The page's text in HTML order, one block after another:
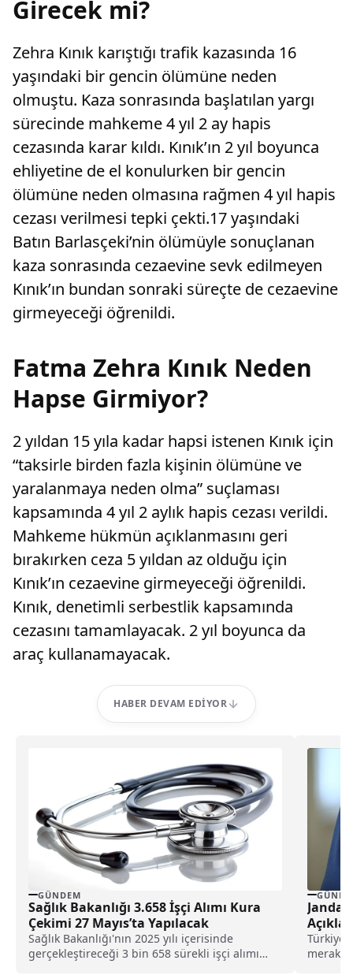
Girecek mi?
Zehra Kınık karıştığı trafik kazasında 16
yaşındaki bir gencin ölümüne neden
olmuştu. Kaza sonrasında başlatılan yargı
sürecinde mahkeme 4 yıl 2 ay hapis
cezasında karar kıldı. Kınık’ın 2 yıl boyunca
ehliyetine de el konulurken bir gencin
ölümüne neden olmasına rağmen 4 yıl hapis
cezası verilmesi tepki çekti.17 yaşındaki
Batın Barlasçeki’nin ölümüyle sonuçlanan
kaza sonrasında cezaevine sevk edilmeyen
Kınık’ın bundan sonraki süreçte de cezaevine
girmeyeceği öğrenildi.
Fatma Zehra Kınık Neden
Hapse Girmiyor?
2 yıldan 15 yıla kadar hapsi istenen Kınık için
“taksirle birden fazla kişinin ölümüne ve
yaralanmaya neden olma” suçlaması
kapsamında 4 yıl 2 aylık hapis cezası verildi.
Mahkeme hükmün açıklanmasını geri
bırakırken ceza 5 yıldan az olduğu için
Kınık’ın cezaevine girmeyeceği öğrenildi.
Kınık, denetimli serbestlik kapsamında
cezasını tamamlayacak. 2 yıl boyunca da
araç kullanamayacak.
HABER DEVAM EDIYOR
GÜNDEM
Sağlık Bakanlığı 3.658 İşçi Alımı Kura
Çekimi 27 Mayıs’ta Yapılacak
Sağlık Bakanlığı'nın 2025 yılı içerisinde
gerçekleştireceği 3 bin 658 sürekli işçi alımı